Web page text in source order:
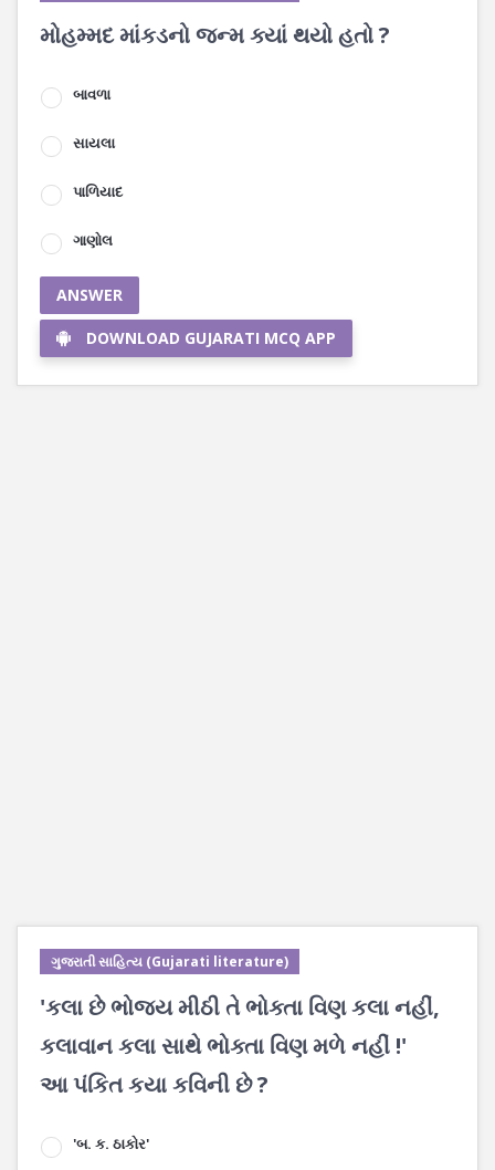
મોહમ્મદ માંકડનો જન્મ ક્યાં થયો હતો ?
બાવળા
સાયલા
પાળિયાદ
ગાણોલ
ANSWER
DOWNLOAD GUJARATI MCQ APP
ગુજરાતી સાહિત્ય (Gujarati literature)
'કલા છે ભોજ્ય મીઠી તે ભોક્તા વિણ કલા નહીં,
કલાવાન કલા સાથે ભોક્તા વિણ મળે નહીં !'
આ પંકિત કયા કવિની છે ?
'બ. ક. ઠાકોર'